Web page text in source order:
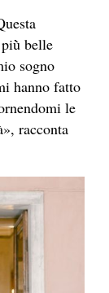
belle
sogno
hanno fatto
le
racconta